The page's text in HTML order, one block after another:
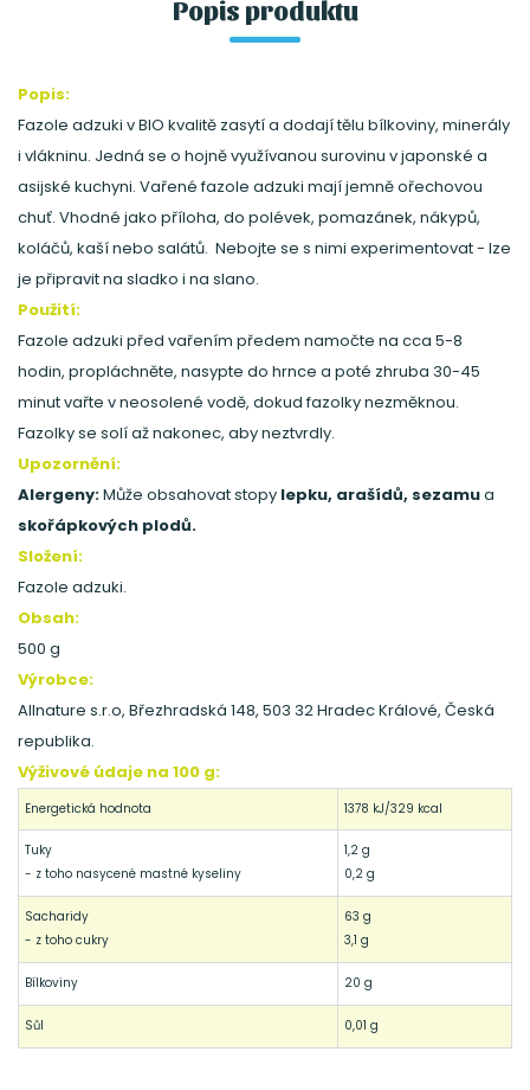
Popis produktu
Popis:
Fazole adzuki v BIO kvalitě zasytí a dodají tělu bílkoviny, minerály
i vlákninu. Jedná se o hojně využívanou surovinu v japonské a
asijské kuchyni. Vařené fazole adzuki mají jemně ořechovou
chuť. Vhodné jako příloha, do polévek, pomazánek, nákypů,
koláčů, kaší nebo salátů. Nebojte se s nimi experimentovat - lze
je připravit na sladko i na slano.
Použití:
Fazole adzuki před vařením předem namočte na cca 5-8
hodin, propláchněte, nasypte do hrnce a poté zhruba 30-45
minut vařte v neosolené vodě, dokud fazolky nezměknou.
Fazolky se solí až nakonec, aby neztvrdly.
Upozornění:
Alergeny:Může obsahovat stopy lepku, arašídů, sezamua
skořápkových plodů.
Složení:
Fazole adzuki.
Obsah:
500 g
Výrobce:
Allnature s.r.o, Březhradská 148, 503 32 Hradec Králové, Česká
republika.
Výživové údaje na 100 g:
Energetická hodnota 1378 kJ/329 kcal
Tuky
- z toho nasycené mastné kyseliny
1,2 g
0,2 g
Sacharidy
- z toho cukry
63 g
3,1 g
Bílkoviny 20 g
Sůl 0,01 g